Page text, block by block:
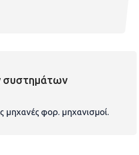
συστημάτων
μηχανές φορ. μηχανισμοί.